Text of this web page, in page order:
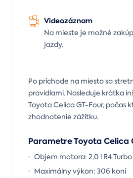
Videozáznam
Na mieste je možné
jazdy.
Po príchode na miesto sa
pravidlami. Nasleduje krátka
Toyota Celica GT-Four, počas
zhodnotenie zážitku.
Parametre Toyota Celica
Objem motora: 2,0 l R4 Turbo
Maximálny výkon: 306 koní